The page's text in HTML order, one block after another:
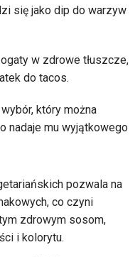
się jako dip do warzyw
w zdrowe tłuszcze,
do tacos.
który można
nadaje mu wyjątkowego
pozwala na
co czyni
zdrowym sosom,
i kolorytu.